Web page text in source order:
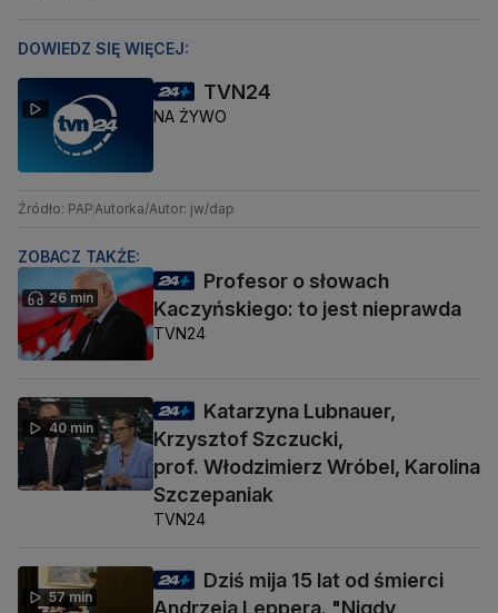
DOWIEDZ SIĘ WIĘCEJ:
TVN24
NA ŻYWO
Źródło: PAP Autorka/Autor: jw/dap
ZOBACZ TAKŻE:
26 min
Profesor o słowach
Kaczyńskiego: to jest nieprawda
TVN24
40 min
Katarzyna Lubnauer,
Krzysztof Szczucki,
prof. Włodzimierz Wróbel, Karolina
Szczepaniak
TVN24
57 min
Dziś mija 15 lat od śmierci
Andrzeja Leppera. "Nigdy